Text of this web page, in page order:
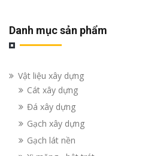
Danh mục sản phẩm
Vật liệu xây dựng
Cát xây dựng
Đá xây dựng
Gạch xây dựng
Gạch lát nền